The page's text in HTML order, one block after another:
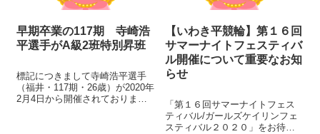
早期卒業の117期 寺崎浩
平選手がA級2班特別昇班
標記につきまして寺崎浩平選手
（福井・117期・26歳）が2020年
2月4日から開催されておりまし
【いわき平競輪】第１６回
サマーナイトフェスティバ
ル開催について重要なお知
らせ
「第１６回サマーナイトフェス
ティバル/ガールズケイリンフェ
スティバル２０２０」をお待ち